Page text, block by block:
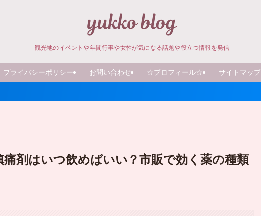
観光地のイベントや年間行事や女性が気になる話題や役立つ情報を発信
プライバシーポリシー お問い合わせ ☆プロフィール☆ サイトマップ
剤はいつ飲めばいい？市販で効く薬の種類